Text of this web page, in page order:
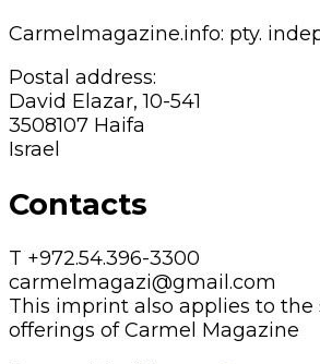
Carmelmagazine.info: pty.
Postal address:
David Elazar, 10-541
3508107 Haifa
Israel
Contacts
T +972.54.396-3300
carmelmagazi@gmail.com
This imprint also applies to the
offerings of Carmel Magazine